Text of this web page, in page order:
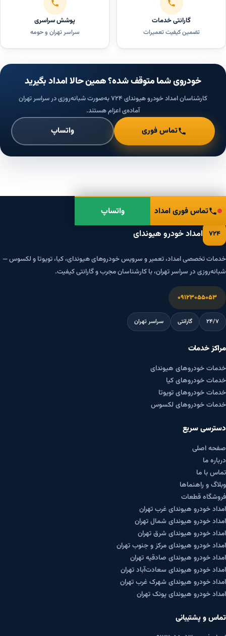
گارانتی خدمات
تضمین کیفیت تعمیرات
پوشش سراسری
سراسر تهران و حومه
خودروی شما متوقف شده؟ همین حالا امداد بگیرید
کارشناسان امداد خودرو هیوندای ۷۲۴ به‌صورت شبانه‌روزی در سراسر تهران
آماده‌ی اعزام هستند.
تماس فوری واتساپ
تماس فوری امداد واتساپ
۷۲۴ امداد خودرو هیوندای
خدمات تخصصی امداد، تعمیر و سرویس خودروهای هیوندای، کیا، تویوتا و لکسوس —
شبانه‌روزی در سراسر تهران، با کارشناسان مجرب و گارانتی کیفیت.
۰۹۱۲۳۰۵۵۰۵۳
۲۴/۷ گارانتی سراسر تهران
مراکز خدمات
خدمات خودروهای هیوندای
خدمات خودروهای کیا
خدمات خودروهای تویوتا
خدمات خودروهای لکسوس
دسترسی سریع
صفحه اصلی
درباره ما
تماس با ما
وبلاگ و راهنماها
فروشگاه قطعات
امداد خودرو هیوندای غرب تهران
امداد خودرو هیوندای شمال تهران
امداد خودرو هیوندای شرق تهران
امداد خودرو هیوندای مرکز و جنوب تهران
امداد خودرو هیوندای صادقیه تهران
امداد خودرو هیوندای سعادت‌آباد تهران
امداد خودرو هیوندای شهرک غرب تهران
امداد خودرو هیوندای پونک تهران
تماس و پشتیبانی